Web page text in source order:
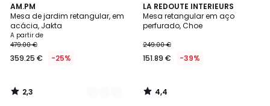
AM.PM
Mesa de jardim retangular, em
acácia, Jakta
A partir de
479.00 €
359.25 € -25%
2,3
/ 5
2
Cores
2,3
/
LA REDOUTE INTERIEURS
Mesa retangular em aço
perfurado, Choe
249.00 €
151.89 € -39%
4,4
/ 5
4,4
/